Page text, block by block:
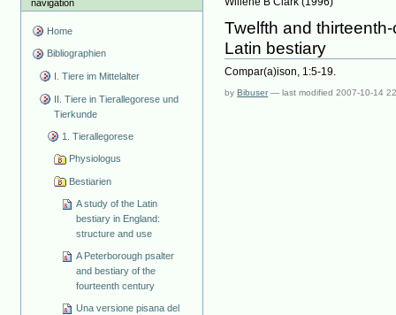
navigation
Home
Bibliographien
I. Tiere im Mittelalter
II. Tiere in Tierallegorese und
Tierkunde
1. Tierallegorese
Physiologus
Bestiarien
A study of the Latin
bestiary in England:
structure and use
A Peterborough psalter
and bestiary of the
fourteenth century
Una versione pisana del
Twelfth and
Latin bestiary
Compar(a)ison, 1:5-19.
byBibuser —last modified2007-10-14